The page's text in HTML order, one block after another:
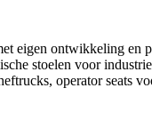
eigen ontwikkeling en
stoelen voor
operator seats